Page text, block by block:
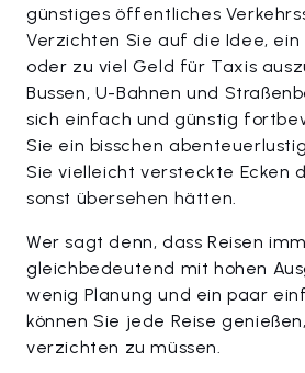
günstiges öffentliches
Verzichten Sie auf die Idee,
oder zu viel Geld für Taxis
Bussen, U-Bahnen und
sich einfach und günstig
Sie ein bisschen
Sie vielleicht versteckte Ecken
sonst übersehen hätten.
Wer sagt denn, dass Reisen
gleichbedeutend mit hohen
wenig Planung und ein paar
können Sie jede Reise
verzichten zu müssen.